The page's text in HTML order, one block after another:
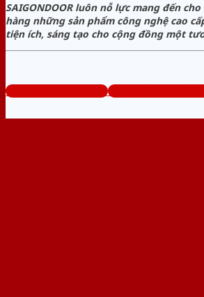
SAIGONDOOR luôn nỗ lực mang đến
hàng những sản phẩm công nghệ cao
tiện ích, sáng tạo cho cộng đồng một
www.bancuathep.com Tổng đài tư vấn